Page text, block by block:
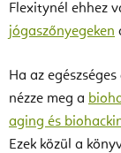
Flexitynél ehhez
jógaszőnyegeken
Ha az
nézze meg a
aging és
Ezek közül a